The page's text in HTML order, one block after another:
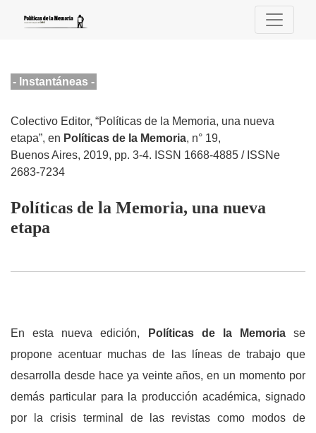
- Instantáneas -
Colectivo Editor, “Políticas de la Memoria, una nueva
etapa”, en Políticas de la Memoria, n° 19,
Buenos Aires, 2019, pp. 3-4. ISSN 1668-4885 / ISSNe
2683-7234
Políticas de la Memoria, una nueva
etapa
En esta nueva edición, Políticas de la Memoriase
propone acentuar muchas de las líneas de trabajo que
desarrolla desde hace ya veinte años, en un momento por
demás particular para la producción académica, signado
por la crisis terminal de las revistas como modos de